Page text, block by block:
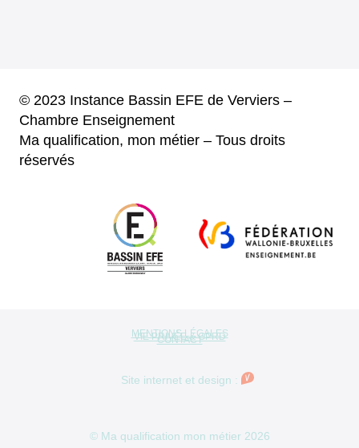
© 2023 Instance Bassin EFE de Verviers –
Chambre Enseignement
Ma qualification, mon métier – Tous droits
réservés
MENTIONS LÉGALES
VIE PRIVÉE & GPRD
CONTACT
Site internet et design :
© Ma qualification mon métier 2026